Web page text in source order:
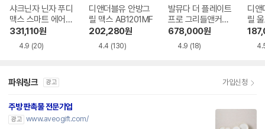
샤크닌자 닌자 푸디
맥스 스마트 에어그
릴 AG551KR
331,110원
4.9 (20)
디앤더블유 안방그
릴 맥스 AB1201MF
202,280원
4.4 (130)
발뮤다 더 플레이트
프로 그리들앤커버
포함
678,000원
4.9 (18)
디앤
릴
MF
파워링크 광고 가입신청
주방 판촉물 전문기업
광고 www.aveogift.com/